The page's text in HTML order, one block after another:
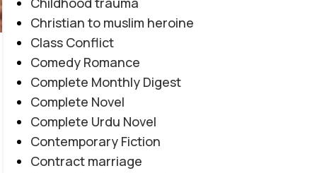
COMPLETE NOVEL,EMOTIONAL TRAUMA
HEARTBREAKING LOVE STORY
SOCIAL ROMANTIC NOVEL
Teenager By Maleeha Yousuf
Novel20952
Posted by
یہ ناول اعتماد، دھوکے اور خود کو محفوظ رکھنے کی
جدوجہد کو مؤثر انداز میں پیش کرتا ہے۔ مرکزی کردار
مشکل حالات کا سامنا کرتے ہوئے ہمت، خود اعتمادی
Christian to muslim heroine
Class Conflict
Comedy Romance
Complete Monthly Digest
Complete Novel
Complete Urdu Novel
Contemporary Fiction
Contract marriage